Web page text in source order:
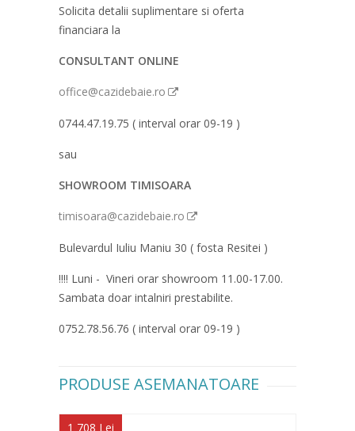
Solicita detalii suplimentare si oferta
financiara la
CONSULTANT ONLINE
office@cazidebaie.ro
0744.47.19.75 ( interval orar 09-19 )
sau
SHOWROOM TIMISOARA
timisoara@cazidebaie.ro
Bulevardul Iuliu Maniu 30 ( fosta Resitei )
!!!! Luni - Vineri orar showroom 11.00-17.00.
Sambata doar intalniri prestabilite.
0752.78.56.76 ( interval orar 09-19 )
PRODUSE ASEMANATOARE
1 708 Lei